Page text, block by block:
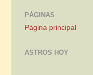
PÁGINAS
Página principal
ASTROS HOY